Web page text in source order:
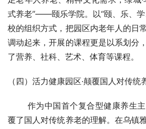
老条件，无论从居住条件还是养老服
们日益提高的养老需求。
针对老年人的这一变化，结合国
足老年人养老、精神文化需求，绿城·
校的组织方式，把园区内老年人的日
调动起来，开展的课程更是以系划分
了营养、社科、艺术、体育等课程。